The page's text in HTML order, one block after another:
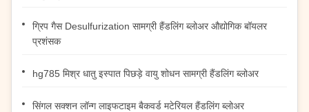
ग्रिप गैस Desulfurization सामग्री हैंडलिंग ब्लोअर औद्योगिक बॉयलर
प्रशंसक
hg785 मिश्र धातु इस्पात पिछड़े वायु शोधन सामग्री हैंडलिंग ब्लोअर
सिंगल सक्शन लॉन्ग लाइफटाइम बैकवर्ड मटेरियल हैंडलिंग ब्लोअर